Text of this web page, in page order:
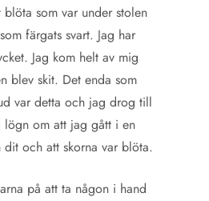
som var under stolen
färgats svart. Jag har
Jag kom helt av mig
blev skit. Det enda som
var detta och jag drog till
lögn om att jag gått i en
och att skorna var blöta.
på att ta någon i hand